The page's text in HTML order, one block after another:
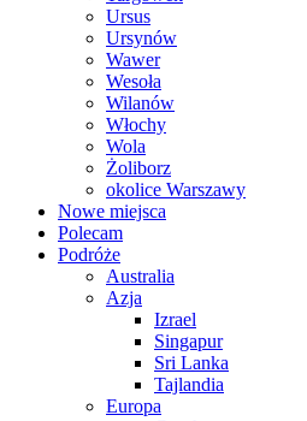
Ursus
Ursynów
Wawer
Wesoła
Wilanów
Włochy
Wola
Żoliborz
okolice Warszawy
Nowe miejsca
Polecam
Podróże
Australia
Azja
Izrael
Singapur
Sri Lanka
Tajlandia
Europa